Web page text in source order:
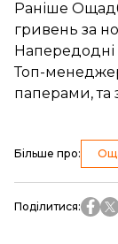
Раніше
гривень за
Напередодні
Топ-
паперами, та
Більше про:
Поділитися: